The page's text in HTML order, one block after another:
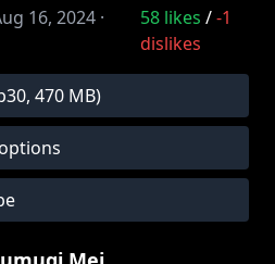
16, 2024 ·
58likes /-1
dislikes
30, 470 MB)